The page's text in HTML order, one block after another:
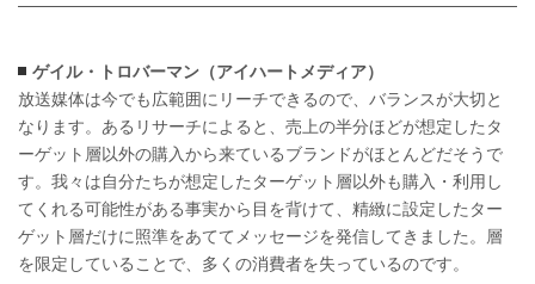
ゲイル・トロバーマン（アイハートメディア）
放送媒体は今でも広範囲にリーチできるので、バランスが大切と
なります。あるリサーチによると、売上の半分ほどが想定したタ
ーゲット層以外の購入から来ているブランドがほとんどだそうで
す。我々は自分たちが想定したターゲット層以外も購入・利用し
てくれる可能性がある事実から目を背けて、精緻に設定したター
ゲット層だけに照準をあててメッセージを発信してきました。層
を限定していることで、多くの消費者を失っているのです。